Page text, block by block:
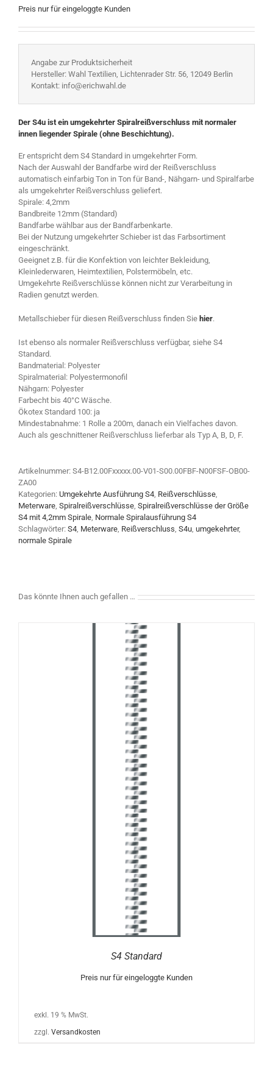
Preis nur für eingeloggte Kunden
Angabe zur Produktsicherheit
Hersteller: Wahl Textilien, Lichtenrader Str. 56, 12049 Berlin
Kontakt: info@erichwahl.de
Der S4u ist ein umgekehrter Spiralreißverschluss mit normaler
innen liegender Spirale (ohne Beschichtung).
Er entspricht dem S4 Standard in umgekehrter Form.
Nach der Auswahl der Bandfarbe wird der Reißverschluss
automatisch einfarbig Ton in Ton für Band-, Nähgarn- und Spiralfarbe
als umgekehrter Reißverschluss geliefert.
Spirale: 4,2mm
Bandbreite 12mm (Standard)
Bandfarbe wählbar aus der Bandfarbenkarte.
Bei der Nutzung umgekehrter Schieber ist das Farbsortiment
eingeschränkt.
Geeignet z.B. für die Konfektion von leichter Bekleidung,
Kleinlederwaren, Heimtextilien, Polstermöbeln, etc.
Umgekehrte Reißverschlüsse können nicht zur Verarbeitung in
Radien genutzt werden.
Metallschieber für diesen Reißverschluss finden Sie hier.
Ist ebenso als normaler Reißverschluss verfügbar, siehe S4
Standard.
Bandmaterial: Polyester
Spiralmaterial: Polyestermonofil
Nähgarn: Polyester
Farbecht bis 40°C Wäsche.
Ökotex Standard 100: ja
Mindestabnahme: 1 Rolle a 200m, danach ein Vielfaches davon.
Auch als geschnittener Reißverschluss lieferbar als Typ A, B, D, F.
Artikelnummer: S4-B12.00Fxxxxx.00-V01-S00.00FBF-N00FSF-OB00-
ZA00
Kategorien: Umgekehrte Ausführung S4, Reißverschlüsse,
Meterware, Spiralreißverschlüsse, Spiralreißverschlüsse der Größe
S4 mit 4,2mm Spirale, Normale Spiralausführung S4
Schlagwörter: S4, Meterware, Reißverschluss, S4u, umgekehrter,
normale Spirale
Das könnte Ihnen auch gefallen …
S4 Standard
Preis nur für eingeloggte Kunden
exkl. 19 % MwSt.
zzgl. Versandkosten